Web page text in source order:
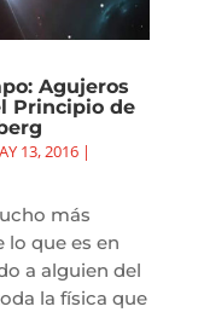
Agujeros
Principio de
13, 2016|
más
lo que es en
a alguien del
la física que